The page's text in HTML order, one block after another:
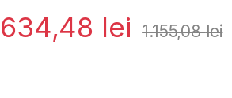
634,48 lei 1.155,08lei